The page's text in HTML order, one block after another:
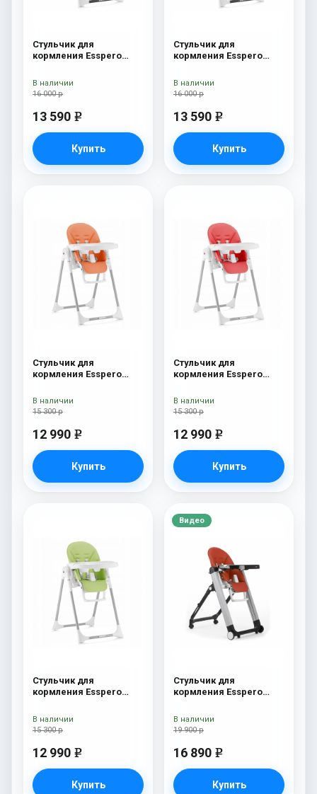
Стульчик для
кормления Esspero
16 000 р
13 590 e
Купить
В наличии
Стульчик для
кормления Esspero
16 000 р
13 590 e
Купить
В наличии
Стульчик для
кормления Esspero
15 300 р
12 990 e
Купить
В наличии
Стульчик для
кормления Esspero
15 300 р
12 990 e
Купить
В наличии
Стульчик для
кормления Esspero
15 300 р
12 990 e
Купить
В наличии
Видео
Стульчик для
кормления Esspero
19 900 р
16 890 e
Купить
В наличии